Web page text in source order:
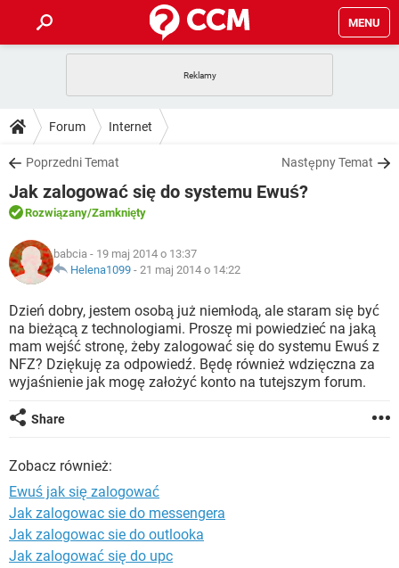
MENU
GRY
SPOTIFY
INSTAGRAM FACEBOOK
WINDOWS 10
PORADY
PlayStation
SPOTIFY
INSTAGRAM
WINDOWS 10
DO POBRANIA
ANDROID TIKTOK
GRY
IOS
INSTAGRAM
WINDOWS 10
FORUM
COVID-19
GRY WHATSAPP
INSTAGRAM FACEBOOK
WINDOWS 10
ARTYKUŁY
COVID-19
GRY WHATSAPP
SPOTIFY NETFLIX
INSTAGRAM FACEBOOK
Forum Internet
Poprzedni Temat Następny Temat
Jak zalogować się do systemu Ewuś?
Rozwiązany/Zamknięty
babcia - 19 maj 2014 o 13:37
Helena1099 - 21 maj 2014 o 14:22
Dzień dobry, jestem osobą już niemłodą, ale staram się być
na bieżącą z technologiami. Proszę mi powiedzieć na jaką
mam wejść stronę, żeby zalogować się do systemu Ewuś z
NFZ? Dziękuję za odpowiedź. Będę również wdzięczna za
wyjaśnienie jak mogę założyć konto na tutejszym forum.
Share
Zobacz również:
Ewuś jak się zalogować
Jak zalogowac sie do messengera
Jak zalogowac sie do outlooka
Jak zalogować się do upc